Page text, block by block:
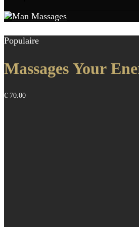
Populaire
Massages Your
€ 70.00